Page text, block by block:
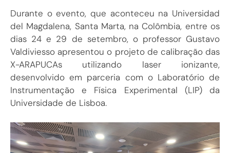
Durante o evento, que aconteceu na Universidad
del Magdalena, Santa Marta, na Colômbia, entre os
dias 24 e 29 de setembro, o professor Gustavo
Valdiviesso apresentou o projeto de calibração das
X-ARAPUCAs utilizando laser ionizante,
desenvolvido em parceria com o Laboratório de
Instrumentação e Física Experimental (LIP) da
Universidade de Lisboa.